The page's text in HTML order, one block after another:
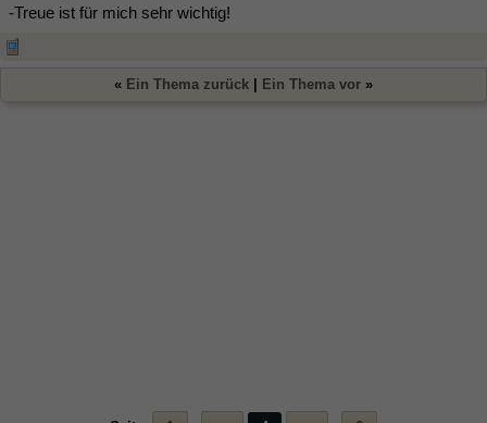
-Treue ist für mich sehr wichtig!
« Ein Thema zurück | Ein Thema vor »